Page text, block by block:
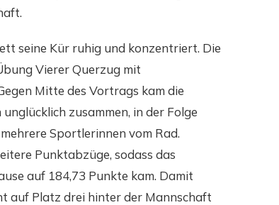
seine Kür ruhig und konzentriert. Die
Vierer Querzug mit
Mitte des Vortrags kam die
zusammen, in der Folge
Sportlerinnen vom Rad.
Punktabzüge, sodass das
auf 184,73 Punkte kam. Damit
auf Platz drei hinter der Mannschaft